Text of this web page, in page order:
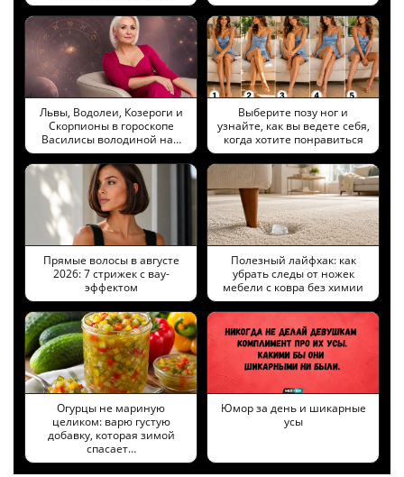
Львы, Водолеи, Козероги и
Скорпионы в гороскопе
Василисы володиной на…
Выберите позу ног и
узнайте, как вы ведете себя,
когда хотите понравиться
Прямые волосы в августе
2026: 7 стрижек с вау-
эффектом
Полезный лайфхак: как
убрать следы от ножек
мебели с ковра без химии
Огурцы не мариную
целиком: варю густую
добавку, которая зимой
спасает…
Юмор за день и шикарные
усы